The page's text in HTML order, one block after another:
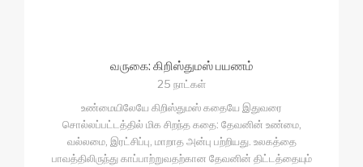
வருகை: கிறிஸ்துமஸ் பயணம்
25 நாட்கள்
உண்மையிலேயே கிறிஸ்துமஸ் கதையே இதுவரை
சொல்லப்பட்டத்தில் மிக சிறந்த கதை: தேவனின் உண்மை,
வல்லமை, இரட்சிப்பு, மாறாத அன்பு பற்றியது. உலகத்தை
பாவத்திலிருந்து காப்பாற்றுவதற்கான தேவனின் திட்டத்தையும்